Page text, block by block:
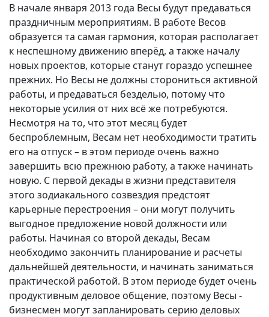
В начале января 2013 года Весы будут предаваться
праздничным мероприятиям. В работе Весов
образуется та самая гармония, которая располагает
к неспешному движению вперёд, а также началу
новых проектов, которые станут гораздо успешнее
прежних. Но Весы не должны сторониться активной
работы, и предаваться безделью, потому что
некоторые усилия от них всё же потребуются.
Несмотря на то, что этот месяц будет
беспроблемным, Весам нет необходимости тратить
его на отпуск – в этом периоде очень важно
завершить всю прежнюю работу, а также начинать
новую. С первой декады в жизни представителя
этого зодиакального созвездия предстоят
карьерные перестроения – они могут получить
выгодное предложение новой должности или
работы. Начиная со второй декады, Весам
необходимо закончить планирование и расчеты
дальнейшей деятельности, и начинать заниматься
практической работой. В этом периоде будет очень
продуктивным деловое общение, поэтому Весы -
бизнесмен могут запланировать серию деловых